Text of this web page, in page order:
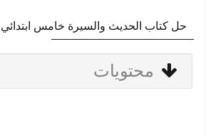
حل كتاب الحديث والسيرة خامس ابتدائي ف1
محتويات